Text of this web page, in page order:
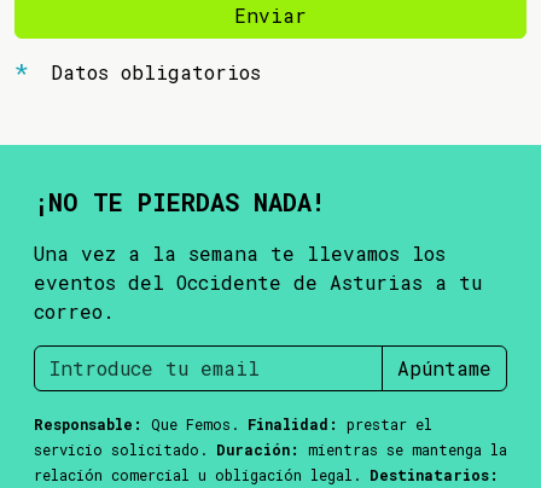
Enviar
Datos obligatorios
¡NO TE PIERDAS NADA!
Una vez a la semana te llevamos los
eventos del Occidente de Asturias a tu
correo.
Apúntame
Responsable: Que Femos. Finalidad:
prestar el
servicio solicitado. Duración:
mientras se mantenga la
relación comercial u obligación legal. Destinatarios: